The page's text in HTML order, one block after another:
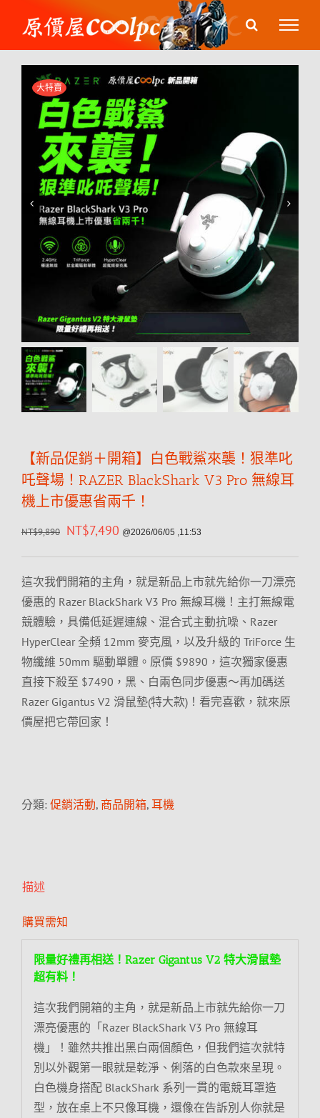
content
大特賣
 
【新品促銷＋開箱】白色戰鯊來襲！狠準叱
吒聲場！RAZER BlackShark V3 Pro 無線耳
機上市優惠省兩千！
NT$9,890 NT$7,490 @2026/06/05 ,11:53
這次我們開箱的主角，就是新品上市就先給你一刀漂亮
優惠的 Razer BlackShark V3 Pro 無線耳機！主打無線電
競體驗，具備低延遲連線、混合式主動抗噪、Razer
HyperClear 全頻 12mm 麥克風，以及升級的 TriForce 生
物纖維 50mm 驅動單體。原價 $9890，這次獨家優惠
直接下殺至 $7490，黑、白兩色同步優惠～再加碼送
Razer Gigantus V2 滑鼠墊(特大款)！看完喜歡，就來原
價屋把它帶回家！
分類: 促銷活動, 商品開箱, 耳機
描述
購買需知
限量好禮再相送！Razer Gigantus V2 特大滑鼠墊
超有料！
這次我們開箱的主角，就是新品上市就先給你一刀
漂亮優惠的「Razer BlackShark V3 Pro 無線耳
機」！雖然共推出黑白兩個顏色，但我們這次就特
別以外觀第一眼就是乾淨、俐落的白色款來呈現。
白色機身搭配 BlackShark 系列一貫的電競耳罩造
型，放在桌上不只像耳機，還像在告訴別人你就是